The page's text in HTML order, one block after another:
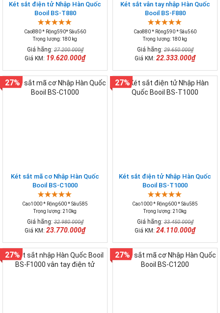
Két sắt điện tử Nhập Hàn Quốc
Booil BS-T880
Cao880 * Rộng590* Sâu560
Trọng lượng: 180 kg
Giá hãng:27.200.000₫
Giá KM: 19.620.000₫
Két sắt vân tay nhập Hàn Quốc
Booil BS-F880
Cao880 * Rộng590 * Sâu560
Trọng lượng: 180 kg
Giá hãng:29.650.000₫
Giá KM: 22.333.000₫
Két sắt mã cơ Nhập Hàn Quốc
Booil BS-C1000
Cao1000 * Rộng600 * Sâu585
Trọng lượng: 210kg
Giá hãng:32.980.000₫
Giá KM: 23.770.000₫
27%
Két sắt điện tử Nhập Hàn Quốc
Booil BS-T1000
Cao1000 * Rộng600 * Sâu585
Trọng lượng: 210kg
Giá hãng:33.450.000₫
Giá KM: 24.110.000₫
27%
27% 27%